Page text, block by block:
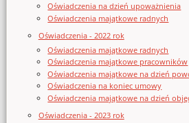
Oświadczenia na dzień upoważnienia
Oświadczenia majątkowe radnych
Oświadczenia - 2022 rok
Oświadczenia majątkowe radnych
Oświadczenia majątkowe pracowników
Oświadczenia majątkowe na dzień
Oświadczenia na koniec umowy
Oświadczenia majątkowe na dzień
Oświadczenia - 2023 rok